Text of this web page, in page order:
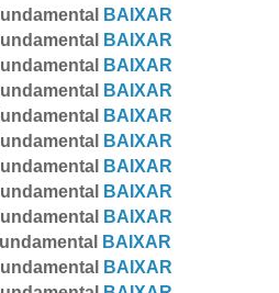
BAIXAR
BAIXAR
BAIXAR
BAIXAR
BAIXAR
BAIXAR
BAIXAR
BAIXAR
BAIXAR
BAIXAR
BAIXAR